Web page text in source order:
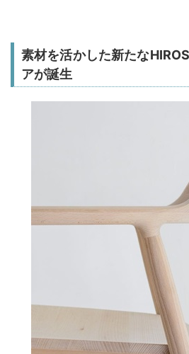
素材を活かした新たな
アが誕生